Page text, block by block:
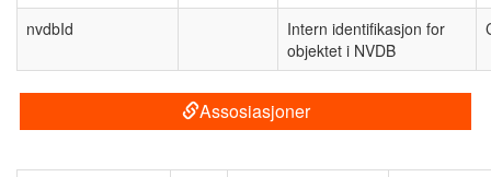
nvdbId
Intern identifikasjon for
objektet i NVDB
Assosiasjoner